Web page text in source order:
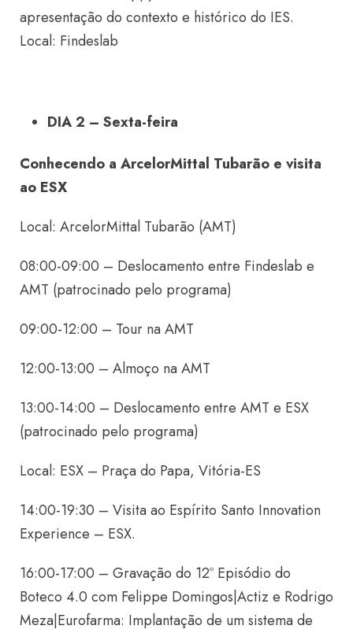
apresentação do contexto e histórico do IES.
Local: Findeslab
DIA 2 – Sexta-feira
Conhecendo a ArcelorMittal Tubarão e visita
ao ESX
Local: ArcelorMittal Tubarão (AMT)
08:00-09:00 – Deslocamento entre Findeslab e
AMT (patrocinado pelo programa)
09:00-12:00 – Tour na AMT
12:00-13:00 – Almoço na AMT
13:00-14:00 – Deslocamento entre AMT e ESX
(patrocinado pelo programa)
Local: ESX – Praça do Papa, Vitória-ES
14:00-19:30 – Visita ao Espírito Santo Innovation
Experience – ESX.
16:00-17:00 – Gravação do 12º Episódio do
Boteco 4.0 com Felippe Domingos|Actiz e Rodrigo
Meza|Eurofarma: Implantação de um sistema de